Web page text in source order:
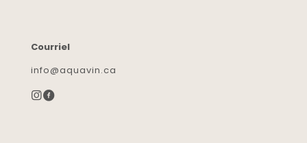
Courriel
info@aquavin.ca